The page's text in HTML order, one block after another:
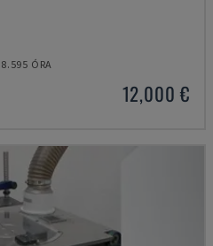
8.595 ÓRA
12,000 €